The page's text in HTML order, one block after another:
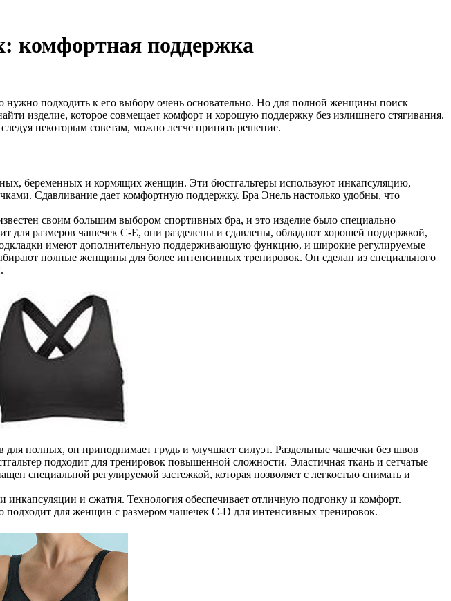
комфортная поддержка
подходить к его выбору очень основательно. Но для полной женщины поиск
изделие, которое совмещает комфорт и хорошую поддержку без излишнего стягивания.
некоторым советам, можно легче принять решение.
беременных и кормящих женщин. Эти бюстгальтеры используют инкапсуляцию,
Сдавливание дает комфортную поддержку. Бра Энель настолько удобны, что
своим большим выбором спортивных бра, и это изделие было специально
размеров чашечек C-E, они разделены и сдавлены, обладают хорошей поддержкой,
имеют дополнительную поддерживающую функцию, и широкие регулируемые
полные женщины для более интенсивных тренировок. Он сделан из специального
полных, он приподнимает грудь и улучшает силуэт. Раздельные чашечки без швов
подходит для тренировок повышенной сложности. Эластичная ткань и сетчатые
специальной регулируемой застежкой, которая позволяет с легкостью снимать и
и сжатия. Технология обеспечивает отличную подгонку и комфорт.
подходит для женщин с размером чашечек C-D для интенсивных тренировок.